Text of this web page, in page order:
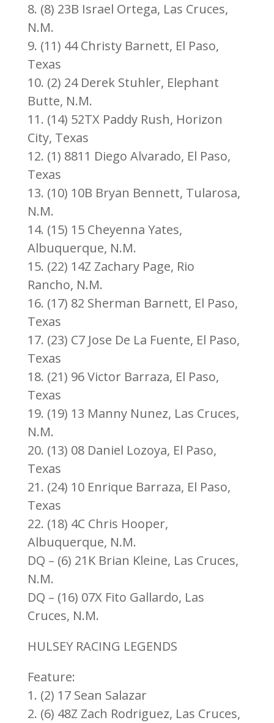
8. (8) 23B Israel Ortega, Las Cruces,
N.M.
9. (11) 44 Christy Barnett, El Paso,
Texas
10. (2) 24 Derek Stuhler, Elephant
Butte, N.M.
11. (14) 52TX Paddy Rush, Horizon
City, Texas
12. (1) 8811 Diego Alvarado, El Paso,
Texas
13. (10) 10B Bryan Bennett, Tularosa,
N.M.
14. (15) 15 Cheyenna Yates,
Albuquerque, N.M.
15. (22) 14Z Zachary Page, Rio
Rancho, N.M.
16. (17) 82 Sherman Barnett, El Paso,
Texas
17. (23) C7 Jose De La Fuente, El Paso,
Texas
18. (21) 96 Victor Barraza, El Paso,
Texas
19. (19) 13 Manny Nunez, Las Cruces,
N.M.
20. (13) 08 Daniel Lozoya, El Paso,
Texas
21. (24) 10 Enrique Barraza, El Paso,
Texas
22. (18) 4C Chris Hooper,
Albuquerque, N.M.
DQ – (6) 21K Brian Kleine, Las Cruces,
N.M.
DQ – (16) 07X Fito Gallardo, Las
Cruces, N.M.
HULSEY RACING LEGENDS
Feature:
1. (2) 17 Sean Salazar
2. (6) 48Z Zach Rodriguez, Las Cruces,